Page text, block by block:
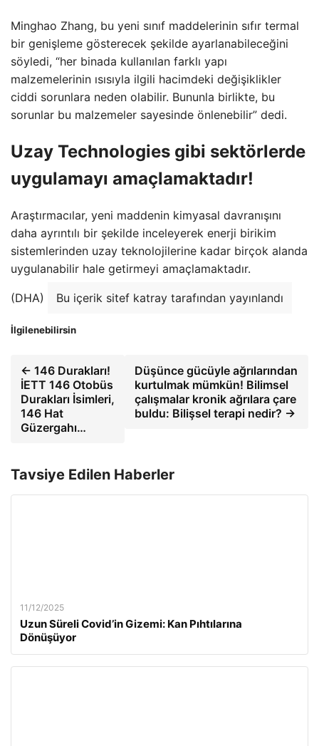
Minghao Zhang, bu yeni sınıf maddelerinin sıfır termal
bir genişleme gösterecek şekilde ayarlanabileceğini
söyledi, “her binada kullanılan farklı yapı
malzemelerinin ısısıyla ilgili hacimdeki değişiklikler
ciddi sorunlara neden olabilir. Bununla birlikte, bu
sorunlar bu malzemeler sayesinde önlenebilir” dedi.
Uzay Technologies gibi sektörlerde
uygulamayı amaçlamaktadır!
Araştırmacılar, yeni maddenin kimyasal davranışını
daha ayrıntılı bir şekilde inceleyerek enerji birikim
sistemlerinden uzay teknolojilerine kadar birçok alanda
uygulanabilir hale getirmeyi amaçlamaktadır.
(DHA) Bu içerik sitef katray tarafından yayınlandı
İlgilenebilirsin
← 146 Durakları!
İETT 146 Otobüs
Durakları İsimleri,
146 Hat
Güzergahı…
Düşünce gücüyle ağrılarından
kurtulmak mümkün! Bilimsel
çalışmalar kronik ağrılara çare
buldu: Bilişsel terapi nedir? →
Tavsiye Edilen Haberler
11/12/2025
Uzun Süreli Covid’in Gizemi: Kan Pıhtılarına
Dönüşüyor